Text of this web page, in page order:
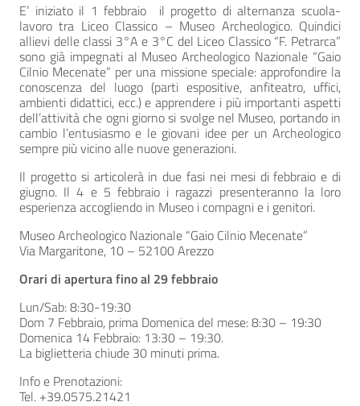
E’ iniziato il 1 febbraio il progetto di alternanza scuola-
lavoro tra Liceo Classico – Museo Archeologico. Quindici
allievi delle classi 3°A e 3°C del Liceo Classico “F. Petrarca”
sono già impegnati al Museo Archeologico Nazionale “Gaio
Cilnio Mecenate” per una missione speciale: approfondire la
conoscenza del luogo (parti espositive, anfiteatro, uffici,
ambienti didattici, ecc.) e apprendere i più importanti aspetti
dell’attività che ogni giorno si svolge nel Museo, portando in
cambio l’entusiasmo e le giovani idee per un Archeologico
sempre più vicino alle nuove generazioni.
Il progetto si articolerà in due fasi nei mesi di febbraio e di
giugno. Il 4 e 5 febbraio i ragazzi presenteranno la loro
esperienza accogliendo in Museo i compagni e i genitori.
Museo Archeologico Nazionale “Gaio Cilnio Mecenate”
Via Margaritone, 10 – 52100 Arezzo
Orari di apertura fino al 29 febbraio
Lun/Sab: 8:30-19:30
Dom 7 Febbraio, prima Domenica del mese: 8:30 – 19:30
Domenica 14 Febbraio: 13:30 – 19:30.
La biglietteria chiude 30 minuti prima.
Info e Prenotazioni:
Tel. +39.0575.21421